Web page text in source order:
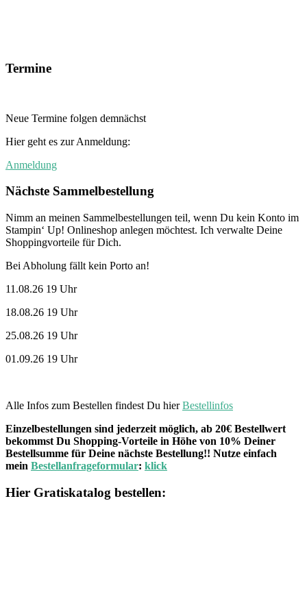
Termine
Neue Termine folgen demnächst
Hier geht es zur Anmeldung:
Anmeldung
Nächste Sammelbestellung
Nimm an meinen Sammelbestellungen teil, wenn Du kein Konto im
Stampin‘ Up! Onlineshop anlegen möchtest. Ich verwalte Deine
Shoppingvorteile für Dich.
Bei Abholung fällt kein Porto an!
11.08.26 19 Uhr
18.08.26 19 Uhr
25.08.26 19 Uhr
01.09.26 19 Uhr
Alle Infos zum Bestellen findest Du hierBestellinfos
Einzelbestellungen sind jederzeit möglich, ab 20€ Bestellwert
bekommst Du Shopping-Vorteile in Höhe von 10% Deiner
Bestellsumme für Deine nächste Bestellung!! Nutze einfach
mein Bestellanfrageformular: klick
Hier Gratiskatalog bestellen: